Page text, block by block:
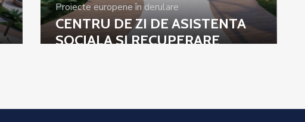
Proiecte europene în derulare
CENTRU DE ZI DE ASISTENTA
SOCIALA SI RECUPERARE